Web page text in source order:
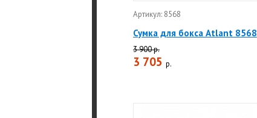
Артикул: 8568
Сумка для бокса Atlant 8568
3 900 р.
3 705 р.